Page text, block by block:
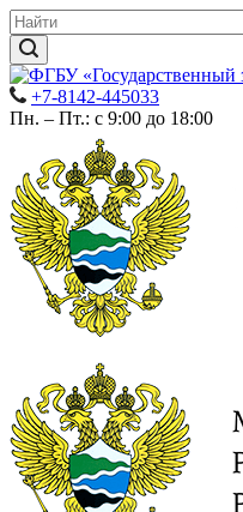
+7-8142-445033
Пн. – Пт.: с 9:00 до 18:00